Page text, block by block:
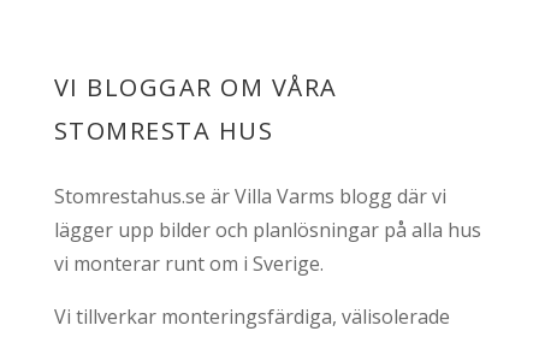
VI BLOGGAR OM VÅRA
STOMRESTA HUS
Stomrestahus.se är Villa Varms blogg där vi
lägger upp bilder och planlösningar på alla hus
vi monterar runt om i Sverige.
Vi tillverkar monteringsfärdiga, välisolerade